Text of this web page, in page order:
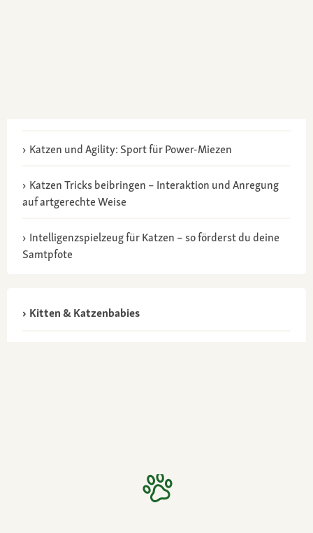
Katzen und Agility: Sport für Power-Miezen
Katzen Tricks beibringen – Interaktion und Anregung
auf artgerechte Weise
Intelligenzspielzeug für Katzen – so förderst du deine
Samtpfote
Kitten & Katzenbabies